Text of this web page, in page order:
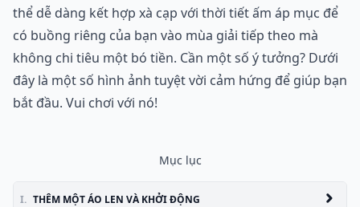
thể dễ dàng kết hợp xà cạp với thời tiết ấm áp mục để
có buồng riêng của bạn vào mùa giải tiếp theo mà
không chi tiêu một bó tiền. Cần một số ý tưởng? Dưới
đây là một số hình ảnh tuyệt vời cảm hứng để giúp bạn
bắt đầu. Vui chơi với nó!
Mục lục
I. THÊM MỘT ÁO LEN VÀ KHỞI ĐỘNG